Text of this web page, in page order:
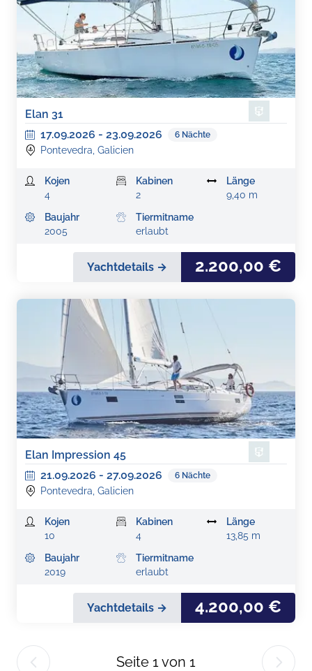
Elan 31
17.09.2026 - 23.09.2026 6 Nächte
Pontevedra, Galicien
Kojen
4
Kabinen
2
Länge
9,40 m
Baujahr
2005
Tiermitname
erlaubt
Yachtdetails → 2.200,00 €
Elan Impression 45
21.09.2026 - 27.09.2026 6 Nächte
Pontevedra, Galicien
Kojen
10
Kabinen
4
Länge
13,85 m
Baujahr
2019
Tiermitname
erlaubt
Yachtdetails → 4.200,00 €
Seite 1von 1